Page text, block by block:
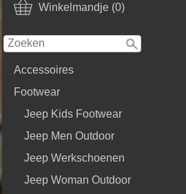
Winkelmandje (0)
Accessoires
Footwear
Jeep Kids Footwear
Jeep Men Outdoor
Jeep Werkschoenen
Jeep Woman Outdoor